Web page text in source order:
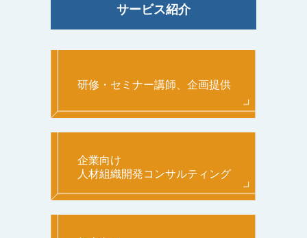
サービス紹介
研修・セミナー講師、企画提供
企業向け
人材組織開発コンサルティング